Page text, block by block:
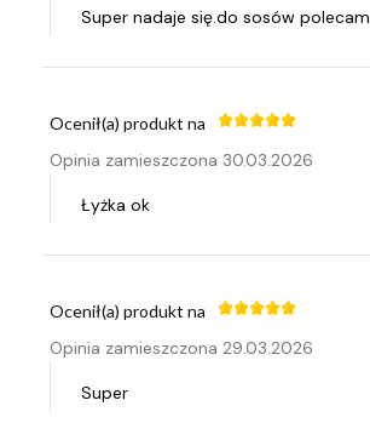
Super nadaje się.do sosów polecam
Ocenił(a) produkt na
Opinia zamieszczona 30.03.2026
Łyżka ok
Ocenił(a) produkt na
Opinia zamieszczona 29.03.2026
Super